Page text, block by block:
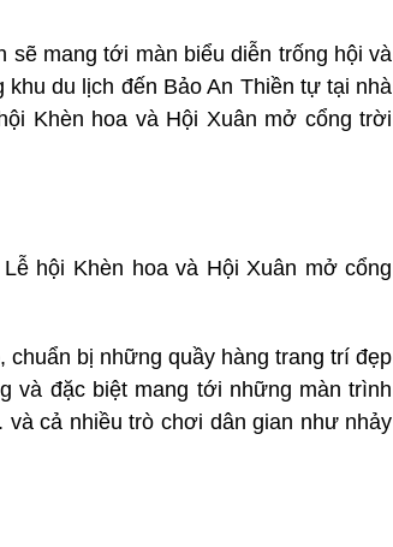
sẽ mang tới màn biểu diễn trống hội và
du lịch đến Bảo An Thiền tự tại nhà
Khèn hoa và Hội Xuân mở cổng trời
hội Khèn hoa và Hội Xuân mở cổng
bị những quầy hàng trang trí đẹp
và đặc biệt mang tới những màn trình
cả nhiều trò chơi dân gian như nhảy